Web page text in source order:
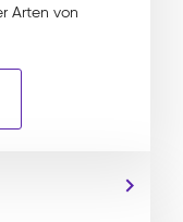
Arten von